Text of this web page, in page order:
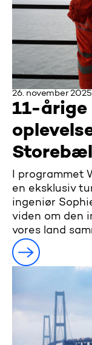
26. november 2025
11-
I programmet
en eksklusiv
ingeniør
viden om den
vores land